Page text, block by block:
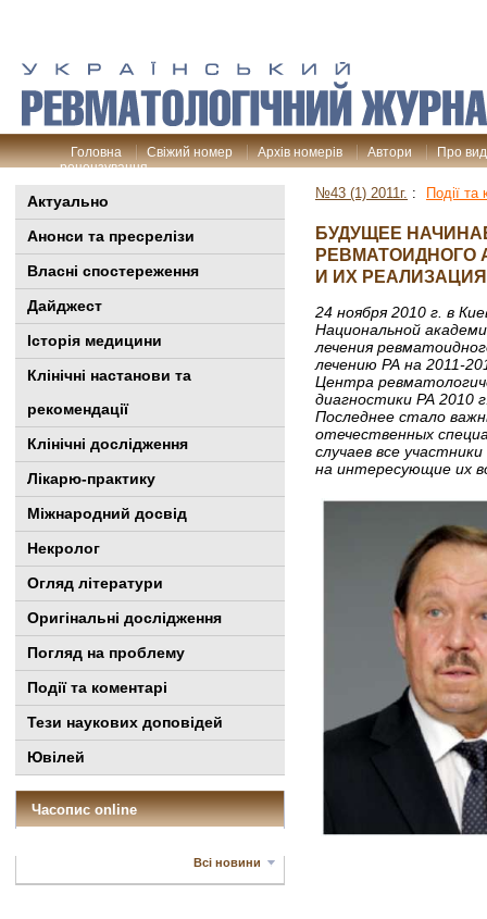
Головна Свіжий номер Архів номерів Автори
Про
рецензування
Актуально
Анонси та пресрелізи
Власні спостереження
Дайджест
Історія медицини
Клінiчні настанови та
рекомендації
Клінічні дослідження
Лікарю-практику
Міжнародний досвід
Некролог
Огляд літератури
Оригінальні дослідження
Погляд на проблему
Події та коментарі
Тези наукових доповідей
Ювілей
Часопис online
Всі новини
№43 (1) 2011г. : Події та
БУДУЩЕЕ
РЕВМАТОИДНОГО
И ИХ
24 ноября 2010 г. в
Национальной
лечения
лечению РА на 2011-
Центра
диагностики РА 2010
Последнее стало
отечественных
случаев все
на интересующие их